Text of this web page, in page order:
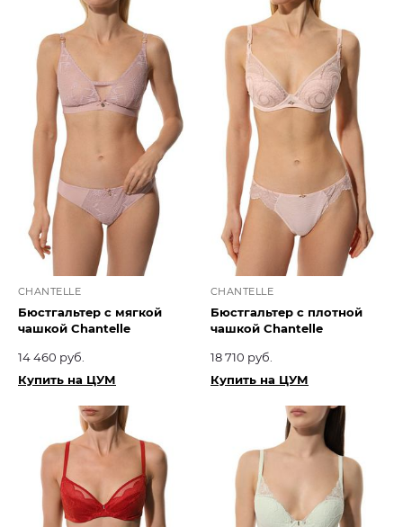
CHANTELLE
Бюстгальтер с мягкой
чашкой Chantelle
14 460 руб.
Купить на ЦУМ
CHANTELLE
Бюстгальтер с плотной
чашкой Chantelle
18 710 руб.
Купить на ЦУМ